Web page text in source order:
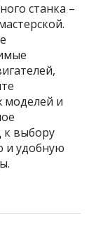
станка –
моделей и
к выбору
и удобную